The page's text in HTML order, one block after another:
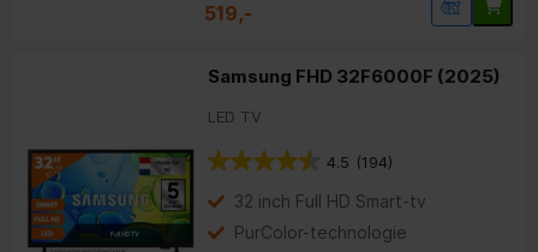
519,-
Samsung FHD 32F6000F (2025)
LED TV
4.5 (194)
32 inch Full HD Smart-tv
PurColor-technologie